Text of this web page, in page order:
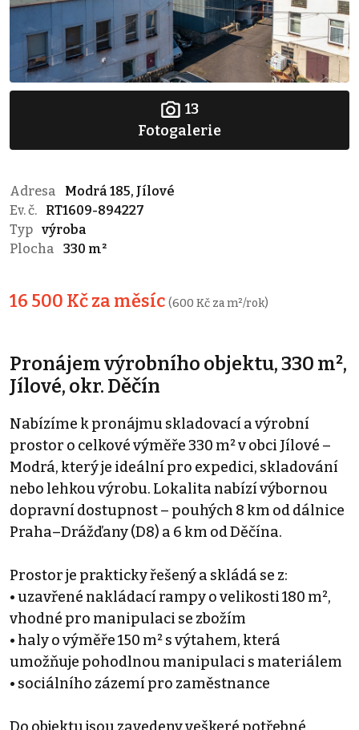
13
Fotogalerie
Adresa
Modrá 185, Jílové
Ev. č.
RT1609-894227
Typ výroba
Plocha
330 m²
16 500 Kč za měsíc (600 Kč za m²/rok)
Pronájem výrobního objektu, 330 m²,
Jílové, okr. Děčín
Nabízíme k pronájmu skladovací a výrobní
prostor o celkové výměře 330 m² v obci Jílové –
Modrá, který je ideální pro expedici, skladování
nebo lehkou výrobu. Lokalita nabízí výbornou
dopravní dostupnost – pouhých 8 km od dálnice
Praha–Drážďany (D8) a 6 km od Děčína.
Prostor je prakticky řešený a skládá se z:
• uzavřené nakládací rampy o velikosti 180 m²,
vhodné pro manipulaci se zbožím
• haly o výměře 150 m² s výtahem, která
umožňuje pohodlnou manipulaci s materiálem
• sociálního zázemí pro zaměstnance
Do objektu jsou zavedeny veškeré potřebné